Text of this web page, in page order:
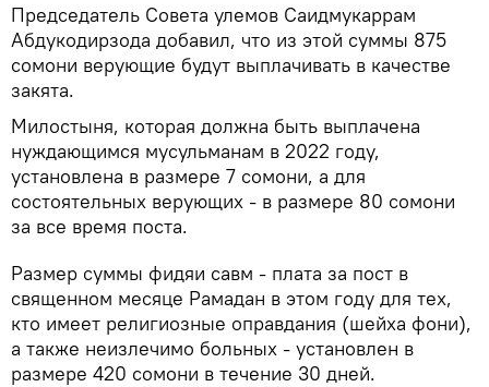
Председатель Совета улемов Саидмукаррам
Абдукодирзода добавил, что из этой суммы 875
сомони верующие будут выплачивать в качестве
закята.
Милостыня, которая должна быть выплачена
нуждающимся мусульманам в 2022 году,
установлена в размере 7 сомони, а для
состоятельных верующих - в размере 80 сомони
за все время поста.
Размер суммы фидяи савм - плата за пост в
священном месяце Рамадан в этом году для тех,
кто имеет религиозные оправдания (шейха фони),
а также неизлечимо больных - установлен в
размере 420 сомони в течение 30 дней.